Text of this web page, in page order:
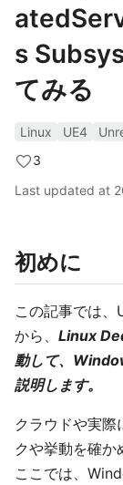
s
てみる
Linux UE4
3
Last updated at
初めに
この記事では
から、 Linux
動して、
説明します。
クラウドや実際
クや挙動を確か
ここでは、